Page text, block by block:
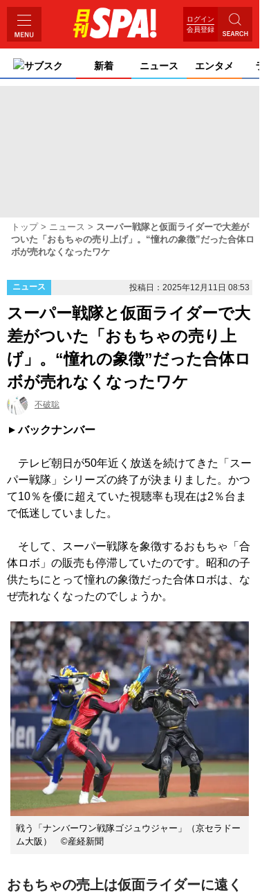
ログイン
会員登録
サブスク 新着 ニュース エンタメ
トップ ニュース
スーパー戦隊と仮面ライダーで大差が
ついた「おもちゃの売り上げ」。“憧れの象徴”だった合体ロ
ボが売れなくなったワケ
ニュース 投稿日：2025年12月11日 08:53
スーパー戦隊と仮面ライダーで大
差がついた「おもちゃの売り上
げ」。“憧れの象徴”だった合体ロ
ボが売れなくなったワケ
不破聡
バックナンバー
テレビ朝日が50年近く放送を続けてきた「スー
パー戦隊」シリーズの終了が決まりました。かつ
て10％を優に超えていた視聴率も現在は2％台ま
で低迷していました。
そして、スーパー戦隊を象徴するおもちゃ「合
体ロボ」の販売も停滞していたのです。昭和の子
供たちにとって憧れの象徴だった合体ロボは、な
ぜ売れなくなったのでしょうか。
戦う「ナンバーワン戦隊ゴジュウジャー」（京セラドー
ム大阪） ©産経新聞
おもちゃの売上は仮面ライダーに遠く